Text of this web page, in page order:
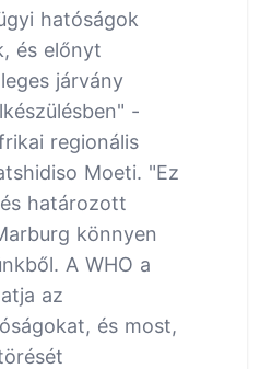
hatóságok
és előnyt
járvány
-
regionális
Moeti. "Ez
határozott
könnyen
A WHO a
az
és most,